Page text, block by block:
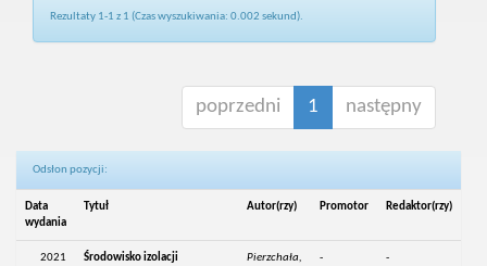
Rezultaty 1-1 z 1 (Czas wyszukiwania: 0.002 sekund).
poprzedni 1 następny
Odsłon pozycji:
Data
wydania
Tytuł Autor(rzy) Promotor Redaktor(rzy)
2021
Środowisko izolacji
Pierzchała,
- -